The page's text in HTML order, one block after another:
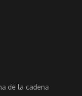
de la cadena